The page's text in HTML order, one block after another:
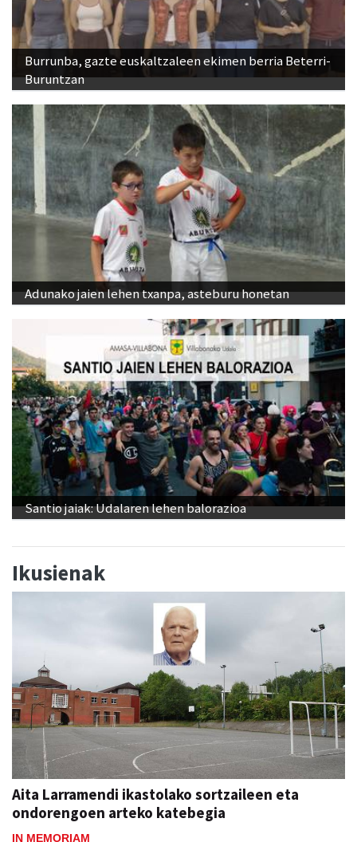
Burrunba, gazte euskaltzaleen ekimen berria Beterri-
Buruntzan
Adunako jaien lehen txanpa, asteburu honetan
Santio jaiak: Udalaren lehen balorazioa
Ikusienak
Aita Larramendi ikastolako sortzaileen eta
ondorengoen arteko katebegia
IN MEMORIAM